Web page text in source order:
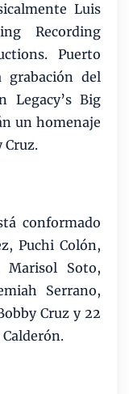
Luis
Recording
Puerto
grabación del
Legacy’s Big
un homenaje
Cruz.
conformado
Puchi Colón,
Marisol Soto,
Serrano,
Cruz y 22